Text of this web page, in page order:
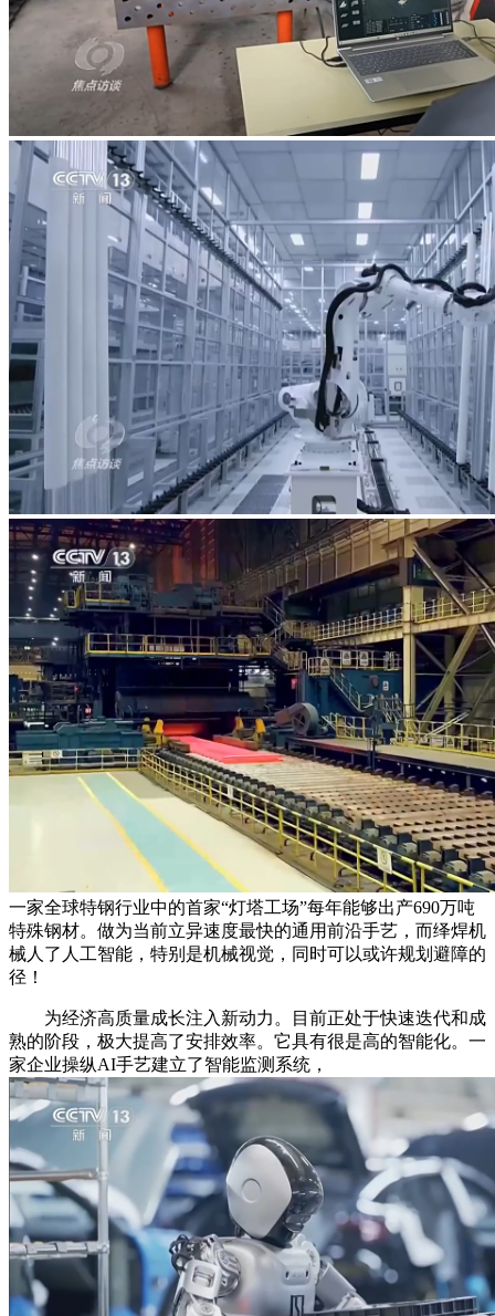
一家全球特钢行业中的首家“灯塔工场”每年能够出产690万吨
特殊钢材。做为当前立异速度最快的通用前沿手艺，而绎焊机
械人了人工智能，特别是机械视觉，同时可以或许规划避障的
径！
为经济高质量成长注入新动力。目前正处于快速迭代和成
熟的阶段，极大提高了安排效率。它具有很是高的智能化。一
家企业操纵AI手艺建立了智能监测系统，